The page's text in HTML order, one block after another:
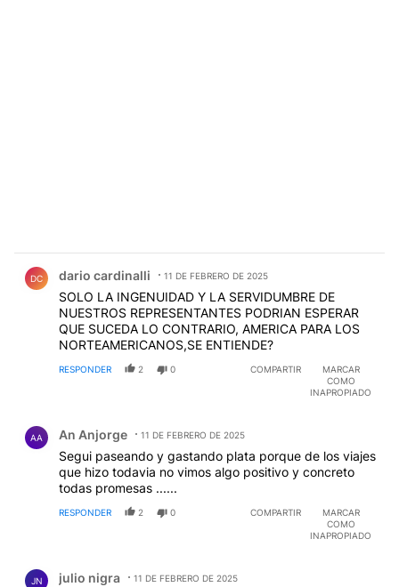
DC dario cardinalli 11 DE FEBRERO DE 2025
SOLO LA INGENUIDAD Y LA SERVIDUMBRE DE
NUESTROS REPRESENTANTES PODRIAN ESPERAR
QUE SUCEDA LO CONTRARIO, AMERICA PARA LOS
NORTEAMERICANOS,SE ENTIENDE?
RESPONDER 2 0 COMPARTIR
MARCAR
COMO
INAPROPIADO
AA An Anjorge 11 DE FEBRERO DE 2025
Segui paseando y gastando plata porque de los viajes
que hizo todavia no vimos algo positivo y concreto
todas promesas ......
RESPONDER 2 0 COMPARTIR
MARCAR
COMO
INAPROPIADO
JN julio nigra 11 DE FEBRERO DE 2025